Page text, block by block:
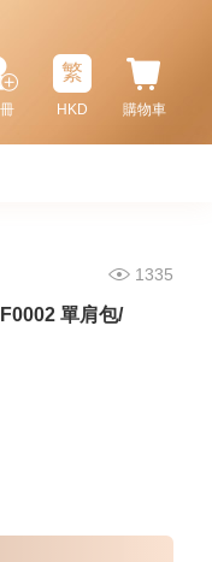
購物車
繁
HKD
1335
單肩包/
2fmo